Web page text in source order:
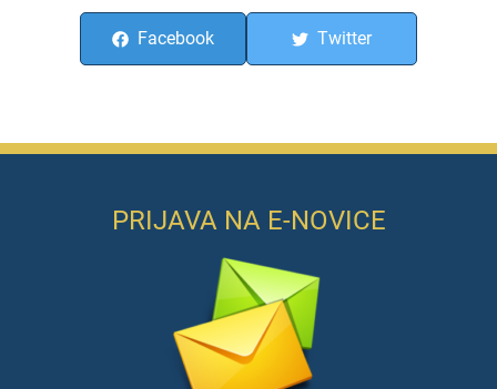
Facebook Twitter
PRIJAVA NA E-NOVICE